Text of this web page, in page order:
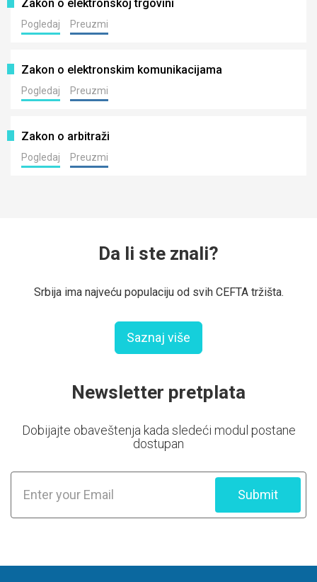
Zakon o elektronskoj trgovini
Pogledaj Preuzmi
Zakon o elektronskim komunikacijama
Pogledaj Preuzmi
Zakon o arbitraži
Pogledaj Preuzmi
Da li ste znali?
Srbija ima najveću populaciju od svih CEFTA tržišta.
Saznaj više
Newsletter pretplata
Dobijajte obaveštenja kada sledeći modul postane
dostupan
Submit